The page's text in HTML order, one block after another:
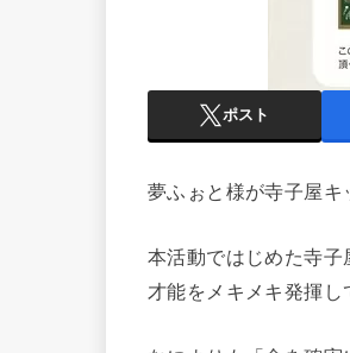
ポスト
夢ふぉと様が寺子屋キ
本活動ではじめた寺
才能をメキメキ発揮し